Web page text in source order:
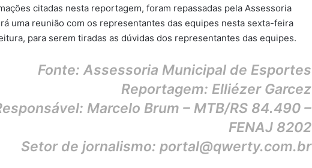
citadas nesta reportagem, foram repassadas pela Assessoria
uma reunião com os representantes das equipes nesta sexta-feira
para serem tiradas as dúvidas dos representantes das equipes.
Fonte: Assessoria Municipal de Esportes
Reportagem: Elliézer Garcez
Marcelo Brum – MTB/RS 84.490 –
FENAJ 8202
Setor de jornalismo: portal@qwerty.com.br